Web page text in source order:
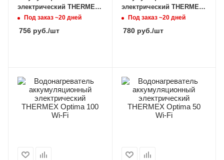
электрический THERMEX
Double 80
Под заказ ~20 дней
756 руб./шт
электрический THERMEX
Bravo 80 Wi-Fi
Под заказ ~20 дней
780руб./шт